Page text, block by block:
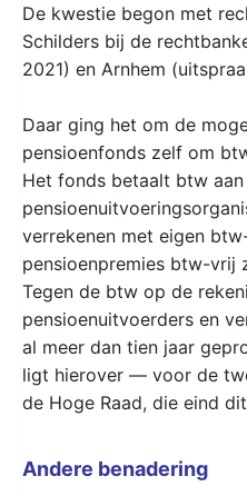
De kwestie begon met
Schilders bij de
2021) en Arnhem
Daar ging het om de
pensioenfonds zelf om
Het fonds betaalt btw
verrekenen met eigen
pensioenpremies btw-vrij
Tegen de btw op de
pensioenuitvoerders en
al meer dan tien jaar
ligt hierover — voor de
de Hoge Raad, die eind
Andere benadering